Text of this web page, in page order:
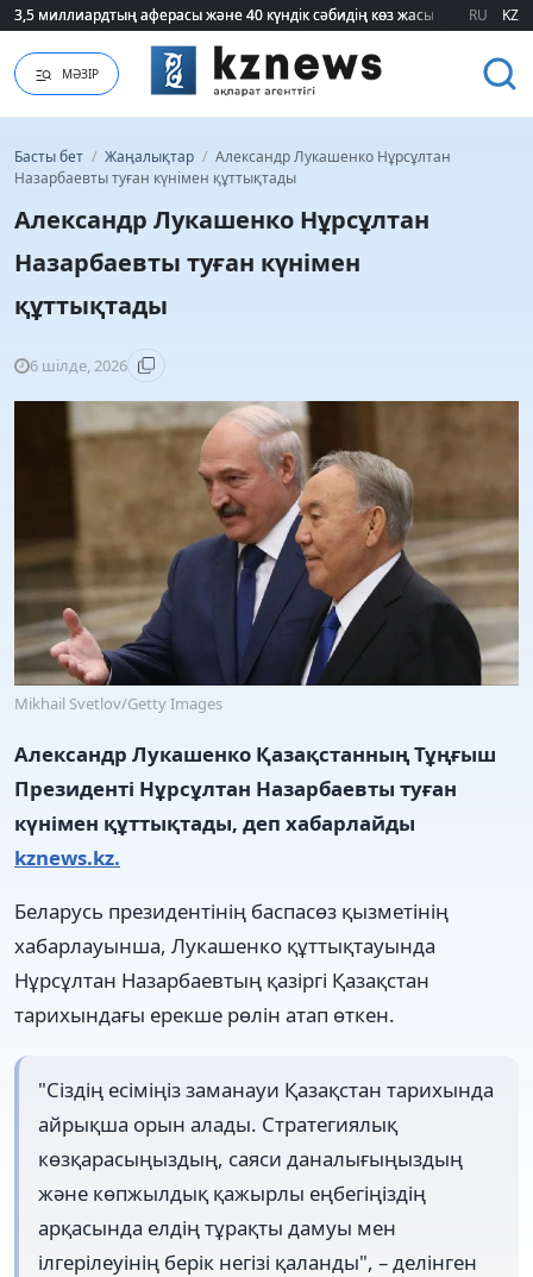
3,5 миллиардтың аферасы және 40 күндік сәбидің көз жасы:
3,5 миллиардтың аферасы және 40 күндік сәбидің көз жасы: RU KZ
МӘЗІР
Басты бет / Жаңалықтар / Александр Лукашенко Нұрсұлтан
Назарбаевты туған күнімен құттықтады
Александр Лукашенко Нұрсұлтан
Назарбаевты туған күнімен
құттықтады
6 шілде, 2026
Mikhail Svetlov/Getty Images
Александр Лукашенко Қазақстанның Тұңғыш
Президенті Нұрсұлтан Назарбаевты туған
күнімен құттықтады, деп хабарлайды
kznews.kz.
Беларусь президентінің баспасөз қызметінің
хабарлауынша, Лукашенко құттықтауында
Нұрсұлтан Назарбаевтың қазіргі Қазақстан
тарихындағы ерекше рөлін атап өткен.
"Сіздің есіміңіз заманауи Қазақстан тарихында
айрықша орын алады. Стратегиялық
көзқарасыңыздың, саяси даналығыңыздың
және көпжылдық қажырлы еңбегіңіздің
арқасында елдің тұрақты дамуы мен
ілгерілеуінің берік негізі қаланды", – делінген